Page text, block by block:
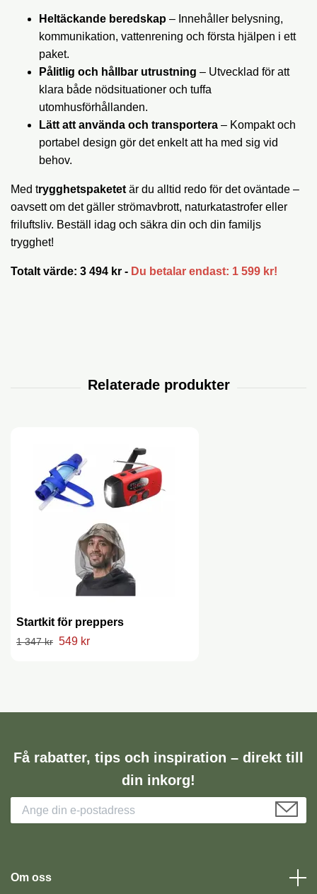
Heltäckande beredskap – Innehåller belysning,
kommunikation, vattenrening och första hjälpen i ett
paket.
Pålitlig och hållbar utrustning – Utvecklad för att
klara både nödsituationer och tuffa
utomhusförhållanden.
Lätt att använda och transportera – Kompakt och
portabel design gör det enkelt att ha med sig vid
behov.
Med trygghetspaketetär du alltid redo för det oväntade –
oavsett om det gäller strömavbrott, naturkatastrofer eller
friluftsliv. Beställ idag och säkra din och din familjs
trygghet!
Totalt värde: 3 494 kr - Du betalar endast: 1 599 kr!
Startkit för preppers
1 347 kr 549 kr
Få rabatter, tips och inspiration – direkt till
din inkorg!
Om oss